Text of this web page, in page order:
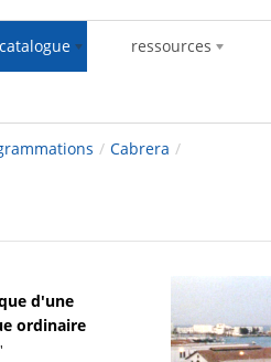
catalogue ressources
/ Cabrera /
d'une
ordinaire